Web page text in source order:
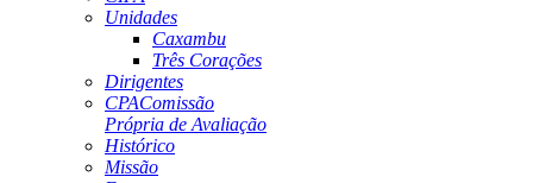
Unidades
Caxambu
Três Corações
Dirigentes
CPAComissão
Própria de Avaliação
Histórico
Missão